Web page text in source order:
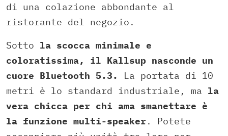
di una colazione abbondante al
ristorante del negozio.
Sotto la scocca minimale e
coloratissima, il Kallsup nasconde un
cuore Bluetooth 5.3. La portata di 10
metri è lo standard industriale, ma la
vera chicca per chi ama smanettare è
la funzione multi-speaker . Potete